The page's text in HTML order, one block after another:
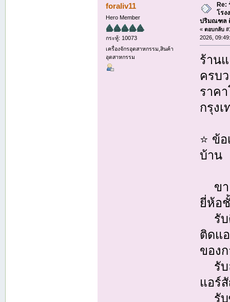
foraliv11
Hero Member
กระทู้: 10073
เครื่องจักรอุตสาหกรรม,สินค้า
อุตสาหกรรม
Re:
โรง
ปริมณฑล
«ตอบกลับ
2026,
ร้าน
ครบ
ราค
กรุง
⭐ ข้
บ้าน
ขา
ยี่ห้อ
รับ
ติดแ
ของ
รับ
แอร์
รับ